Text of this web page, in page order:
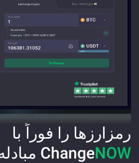
رمزارزها را فوراً با
ChangeNOW